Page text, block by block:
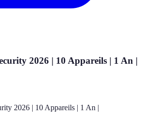
2026 | 10 Appareils | 1 An |